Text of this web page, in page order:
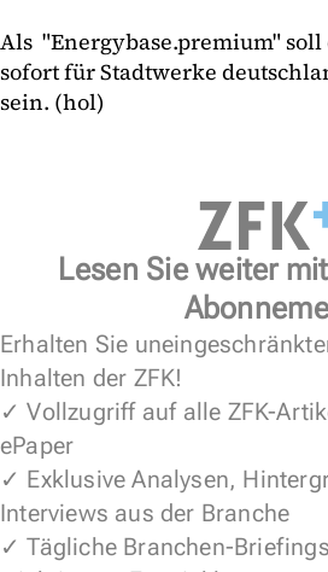
Als "Energybase.premium" soll
sofort für Stadtwerke
sein. (hol)
Lesen Sie weiter
Erhalten Sie
Inhalten der ZFK!
✓ Vollzugriff auf alle ZFK-
ePaper
✓ Exklusive Analysen,
Interviews aus der Branche
✓ Tägliche Branchen-